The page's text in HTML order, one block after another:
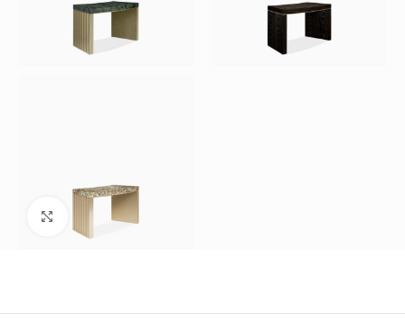
Büyütmek için tıklayın